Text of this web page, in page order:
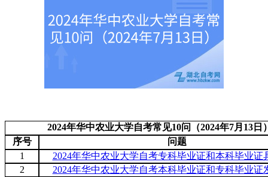
2024年华中农业大学自考常见10问（2024年7月13日
序号
问题
1
2024年华中农业大学自考专科毕业证和本科毕业证
2
2024年华中农业大学自考本科毕业证和专科毕业证